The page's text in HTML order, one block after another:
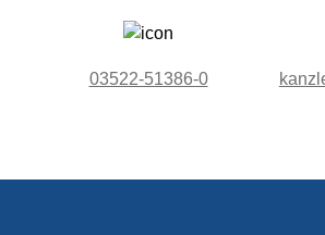
03522-51386-0